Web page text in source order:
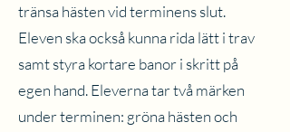
tränsa hästen vid terminens slut.
Eleven ska också kunna rida lätt i trav
samt styra kortare banor i skritt på
egen hand. Eleverna tar två märken
under terminen: gröna hästen och